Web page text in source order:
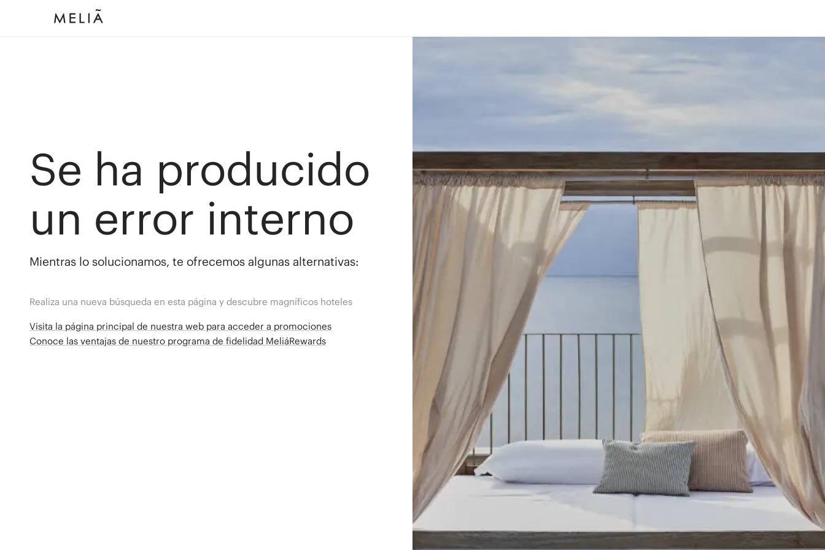
Se ha producido
un error interno
Mientras lo solucionamos, te ofrecemos algunas alternativas:
Realiza una nueva búsqueda en esta página y descubre magníficos hoteles
Visita la página principal de nuestra web para acceder a promociones
Conoce las ventajas de nuestro programa de fidelidad MeliáRewards